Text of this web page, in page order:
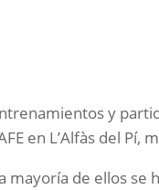
y
en L’Alfàs del
mayoría de ellos